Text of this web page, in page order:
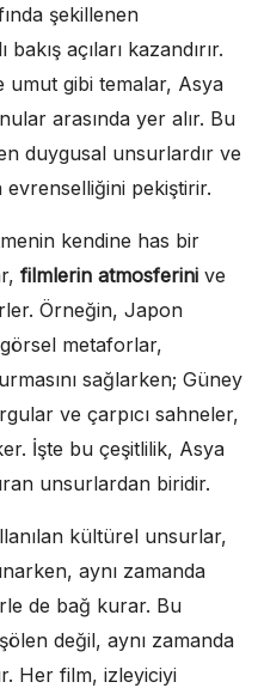
şekillenen
açıları kazandırır.
umut gibi temalar, Asya
arasında yer alır. Bu
duygusal unsurlardır ve
evrenselliğini pekiştirir.
kendine has bir
filmlerin atmosferini ve
Örneğin, Japon
görsel metaforlar,
sağlarken; Güney
ve çarpıcı sahneler,
İşte bu çeşitlilik, Asya
unsurlardan biridir.
kültürel unsurlar,
aynı zamanda
de bağ kurar. Bu
değil, aynı zamanda
Her film, izleyiciyi